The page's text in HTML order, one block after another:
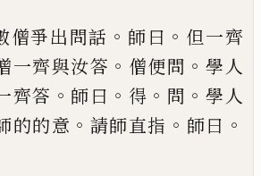
僧爭出問話 。 師曰 。 但一齊
一齊與汝答 。 僧便問 。學人
齊答 。 師曰 。 得 。 問 。學人
的的意 。 請師直指 。 師曰 。